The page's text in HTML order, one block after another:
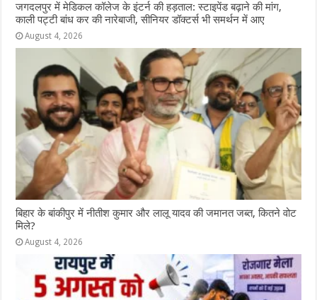
जगदलपुर में मेडिकल कॉलेज के इंटर्न की हड़ताल: स्टाइपेंड बढ़ाने की मांग,
काली पट्टी बांध कर की नारेबाजी, सीनियर डॉक्टर्स भी समर्थन में आए
August 4, 2026
ब‍िहार के बांकीपुर में न‍ीतीश कुमार और लालू यादव की जमानत जब्‍त, कितने वोट
मिले?
August 4, 2026